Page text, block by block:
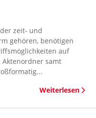
zeit- und
gehören, benötigen
auf
samt
Weiterlesen